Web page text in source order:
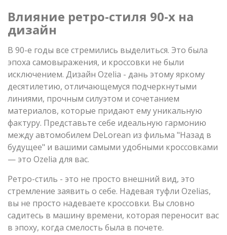
Влияние ретро-стиля 90-х на
дизайн
В 90-е годы все стремились выделиться. Это была
эпоха самовыражения, и кроссовки не были
исключением. Дизайн Ozelia - дань этому яркому
десятилетию, отличающемуся подчеркнутыми
линиями, прочным силуэтом и сочетанием
материалов, которые придают ему уникальную
фактуру. Представьте себе идеальную гармонию
между автомобилем DeLorean из фильма "Назад в
будущее" и вашими самыми удобными кроссовками
— это Ozelia для вас.
Ретро-стиль - это не просто внешний вид, это
стремление заявить о себе. Надевая туфли Ozelias,
вы не просто надеваете кроссовки. Вы словно
садитесь в машину времени, которая переносит вас
в эпоху, когда смелость была в почете.